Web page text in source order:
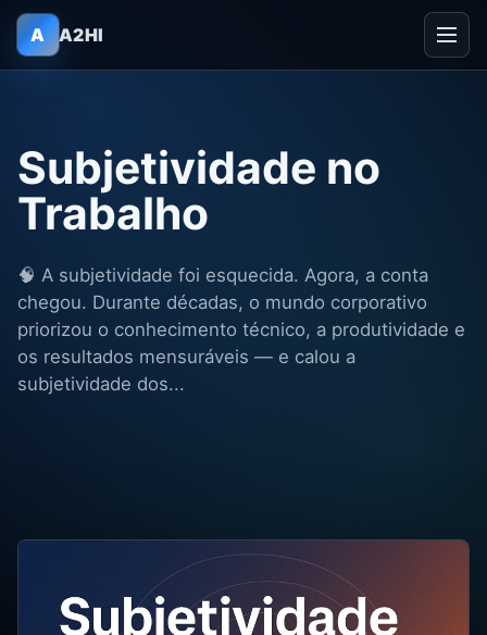
A A2HI
Subjetividade no
Trabalho
🧠 A subjetividade foi esquecida. Agora, a conta
chegou. Durante décadas, o mundo corporativo
priorizou o conhecimento técnico, a produtividade e
os resultados mensuráveis — e calou a
subjetividade dos...